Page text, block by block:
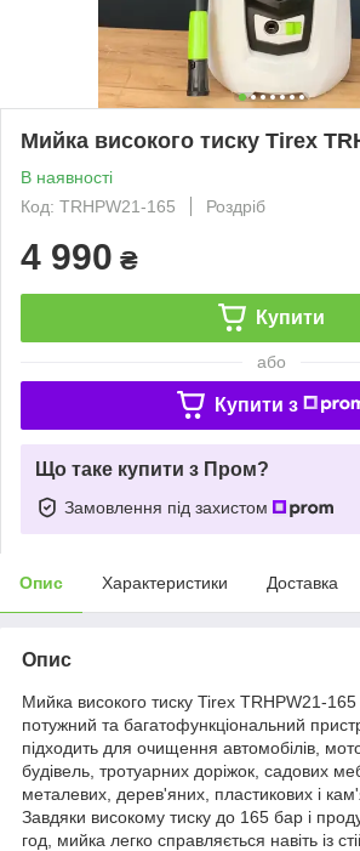
Мийка високого тиску Tirex
В наявності
Код: TRHPW21-165
Роздріб
4 990 ₴
Купити
або
Купити з
Що таке купити з Пром?
Замовлення під захистом
Опис Характеристики Доставка
Опис
Мийка високого тиску Tirex TRHPW21-165
потужний та багатофункціональний
підходить для очищення автомобілів,
будівель, тротуарних доріжок, садових
металевих, дерев'яних, пластикових і
Завдяки високому тиску до 165 бар і
год, мийка легко справляється навіть із